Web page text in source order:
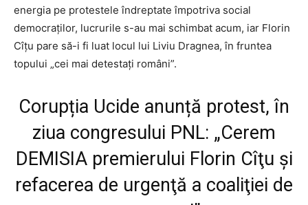
energia pe protestele îndreptate împotriva social
democraților, lucrurile s-au mai schimbat acum, iar Florin
Cîțu pare să-i fi luat locul lui Liviu Dragnea, în fruntea
topului „cei mai detestați români”.
Corupția Ucide anunță protest, în
ziua congresului PNL: „Cerem
DEMISIA premierului Florin Cîţu și
refacerea de urgenţă a coaliţiei de